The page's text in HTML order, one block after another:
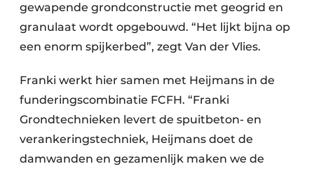
gewapende grondconstructie met geogrid en
granulaat wordt opgebouwd. “Het lijkt bijna op
een enorm spijkerbed”, zegt Van der Vlies.
Franki werkt hier samen met Heijmans in de
funderingscombinatie FCFH. “Franki
Grondtechnieken levert de spuitbeton- en
verankeringstechniek, Heijmans doet de
damwanden en gezamenlijk maken we de